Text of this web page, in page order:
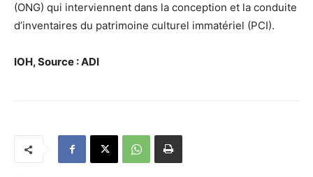
(ONG) qui interviennent dans la conception et la conduite
d’inventaires du patrimoine culturel immatériel (PCI).
IOH, Source : ADI